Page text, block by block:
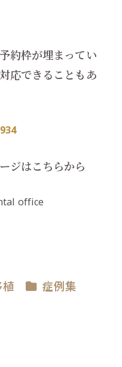
約枠が埋まってい
応できることもあ
ジはこちらから
office
植
症例集